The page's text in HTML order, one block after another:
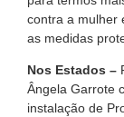
contra a mulher
as medidas
Nos Estados –
Ângela Garrote
instalação de